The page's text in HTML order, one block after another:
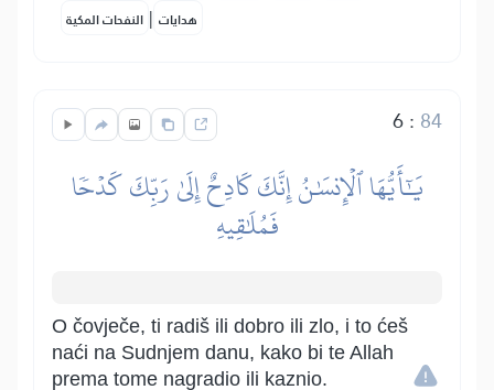
النفحات المكية | هدايات
6: 84
يَٰٓأَيُّهَا ٱلۡإِنسَٰنُ إِنَّكَ كَادِحٌ إِلَىٰ رَبِّكَ كَدۡحٗا
فَمُلَٰقِيهِ
O čovječe, ti radiš ili dobro ili zlo, i to ćeš
naći na Sudnjem danu, kako bi te Allah
prema tome nagradio ili kaznio.